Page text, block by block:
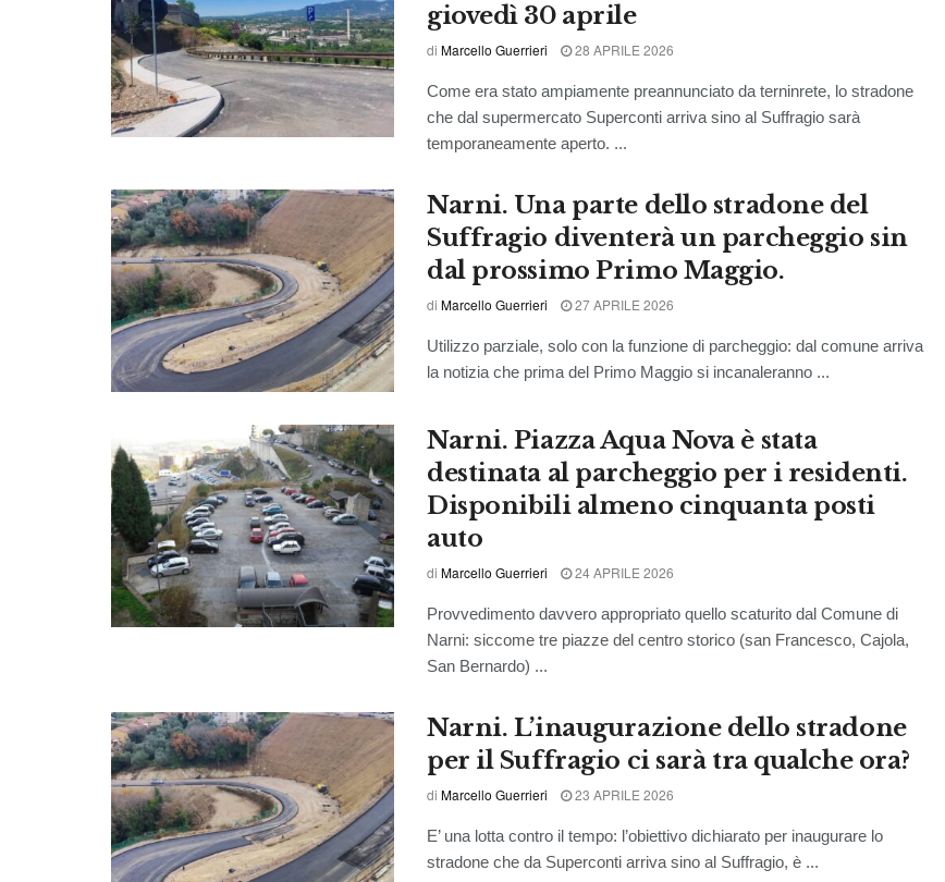
giovedì 30 aprile
di Marcello Guerrieri 28 APRILE 2026
Come era stato ampiamente preannunciato da terninrete, lo stradone
che dal supermercato Superconti arriva sino al Suffragio sarà
temporaneamente aperto. ...
Narni. Una parte dello stradone del
Suffragio diventerà un parcheggio sin
dal prossimo Primo Maggio.
di Marcello Guerrieri 27 APRILE 2026
Utilizzo parziale, solo con la funzione di parcheggio: dal comune arriva
la notizia che prima del Primo Maggio si incanaleranno ...
Narni. Piazza Aqua Nova è stata
destinata al parcheggio per i residenti.
Disponibili almeno cinquanta posti
auto
di Marcello Guerrieri 24 APRILE 2026
Provvedimento davvero appropriato quello scaturito dal Comune di
Narni: siccome tre piazze del centro storico (san Francesco, Cajola,
San Bernardo) ...
Narni. L’inaugurazione dello stradone
per il Suffragio ci sarà tra qualche ora?
di Marcello Guerrieri 23 APRILE 2026
E’ una lotta contro il tempo: l’obiettivo dichiarato per inaugurare lo
stradone che da Superconti arriva sino al Suffragio, è ...